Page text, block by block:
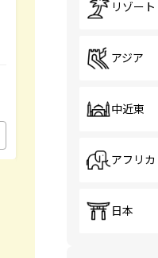
リゾート
アジア
中近東
アフリカ
日本